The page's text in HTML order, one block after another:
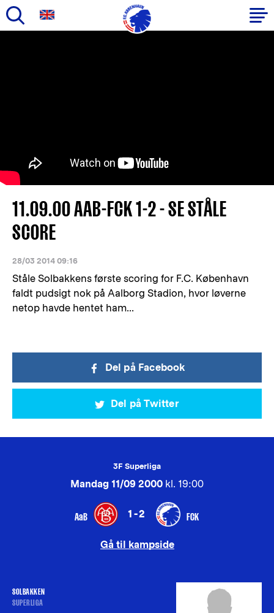
11.09.00 AAB-FCK 1-2 - SE STÅLE
SCORE
28/03 2014 09:16
Ståle Solbakkens første scoring for F.C. København
faldt pudsigt nok på Aalborg Stadion, hvor løverne
netop havde hentet ham...
Del på Facebook
Del på Twitter
3F Superliga
Mandag 11/09 2000 kl. 19:00
AaB 1-2 FCK
Gå til kampside
SOLBAKKEN
SUPERLIGA